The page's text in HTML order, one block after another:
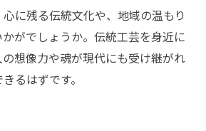
に残る伝統文化や、地域の温もり
がでしょうか。伝統工芸を身近に
想像力や魂が現代にも受け継がれ
るはずです。